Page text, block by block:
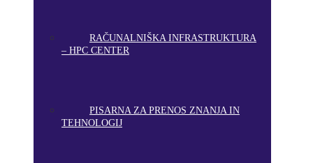
RAČUNALNIŠKA INFRASTRUKTURA
– HPC CENTER
PISARNA ZA PRENOS ZNANJA IN
TEHNOLOGIJ